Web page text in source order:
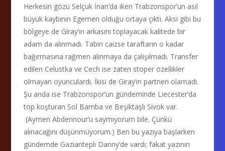
Herkesin gözü Selçuk İnan’da iken Trabzonspor’un asıl
büyük kaybının Egemen olduğu ortaya çıktı. Aksi gibi bu
bölgeye de Giray’ın arkasını toplayacak kalitede bir
adam da alınmadı. Tabiri caizse taraftarın o kadar
bağırmasına rağmen alınmaya da çalışılmadı. Transfer
edilen Celustka ve Cech ise zaten stoper özellikler
olmayan oyunculardı. İkisi de Giray’ın partneri olamadı.
Şu anda ise Trabzonspor’un gündeminde Liecester’da
top koşturan Sol Bamba ve Beşiktaşlı Sivok var.
(Aymen Abdennour’u saymıyorum bile. Çünkü
alınacağını düşünmüyorum.) Ben bu yazıya başlarken
gündemde Gaziantepli Danny’de vardı; fakat yazının